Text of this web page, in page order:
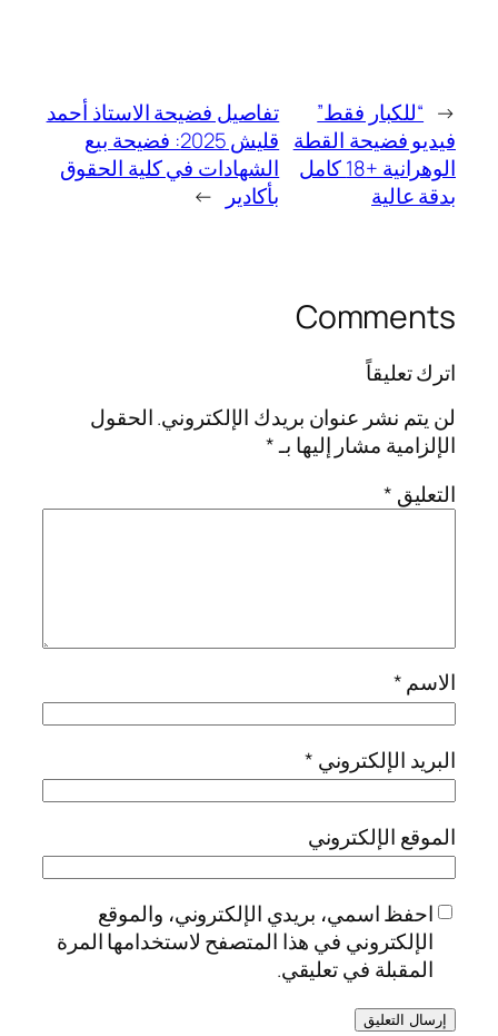
← “للكبار فقط”
فيديو فضيحة القطة
الوهرانية +18 كامل
بدقة عالية
تفاصيل فضيحة الاستاذ أحمد
قليش 2025: فضيحة بيع
الشهادات في كلية الحقوق
بأكادير
→
Comments
اترك تعليقاً
لن يتم نشر عنوان بريدك الإلكتروني.الحقول
الإلزامية مشار إليها بـ*
التعليق *
الاسم*
البريد الإلكتروني *
الموقع الإلكتروني
احفظ اسمي، بريدي الإلكتروني، والموقع
الإلكتروني في هذا المتصفح لاستخدامها المرة
المقبلة في تعليقي.